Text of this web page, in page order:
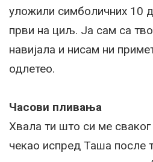
уложили симболичних 10
први на циљ. Ја сам са
навијала и нисам ни
одлетео.
Часови пливања
Хвала ти што си ме сваког
чекао испред Таша после